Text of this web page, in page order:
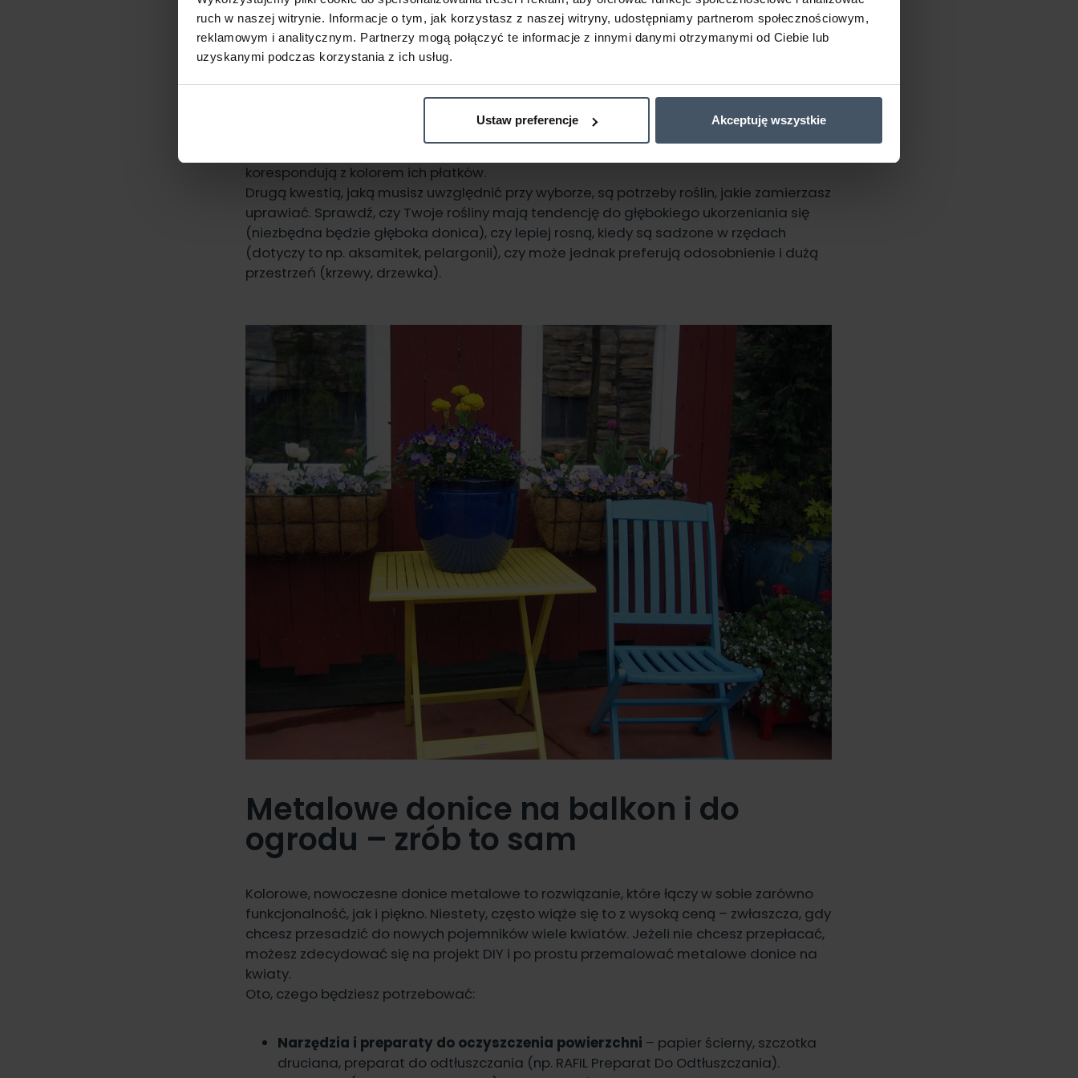
ruch w naszej witrynie. Informacje o tym, jak korzystasz z naszej witryny, udostępniamy partnerom społecznościowym,
reklamowym i analitycznym. Partnerzy mogą połączyć te informacje z innymi danymi otrzymanymi od Ciebie lub
uzyskanymi podczas korzystania z ich usług.
Ustaw preferencje Akceptuję wszystkie
doniczki z systemem haków (do zawieszenia na balustradzie),
doniczki podwieszane, w których rośliny rosną do góry nogami.
kształt, sposób montażu oraz oczywiście kolorystykę. W neonowych donicach najlepiej
prezentują się minimalistyczne rośliny zielone, np. różnorodne zioła (bazylia, oregano,
korespondują z kolorem ich płatków.
Drugą kwestią, jaką musisz uwzględnić przy wyborze, są potrzeby roślin, jakie zamierzasz
uprawiać. Sprawdź, czy Twoje rośliny mają tendencję do głębokiego ukorzeniania się
(niezbędna będzie głęboka donica), czy lepiej rosną, kiedy są sadzone w rzędach
(dotyczy to np. aksamitek, pelargonii), czy może jednak preferują odosobnienie i dużą
przestrzeń (krzewy, drzewka).
Metalowe donice na balkon i do
ogrodu – zrób to sam
Kolorowe, nowoczesne donice metalowe to rozwiązanie, które łączy w sobie zarówno
funkcjonalność, jak i piękno. Niestety, często wiąże się to z wysoką ceną – zwłaszcza, gdy
chcesz przesadzić do nowych pojemników wiele kwiatów. Jeżeli nie chcesz przepłacać,
możesz zdecydować się na projekt DIY i po prostu przemalować metalowe donice na
kwiaty.
Oto, czego będziesz potrzebować:
Narzędzia i preparaty do oczyszczenia powierzchni – papier ścierny, szczotka
druciana, preparat do odtłuszczania (np. RAFIL Preparat Do Odtłuszczania).